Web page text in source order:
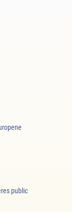
public